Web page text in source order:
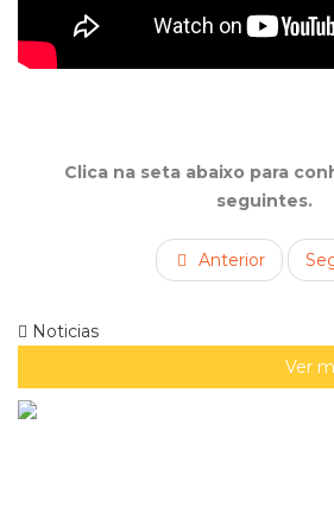
Clica na seta abaixo para
seguintes.
Anterior
Noticias
Ver